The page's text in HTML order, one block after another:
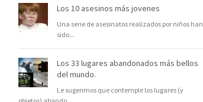
Los 10 asesinos más jovenes
Una serie de asesinatos realizados por niños han
sido...
Los 33 lugares abandonados más bellos
del mundo.
Le sugerimos que contemple los lugares (y